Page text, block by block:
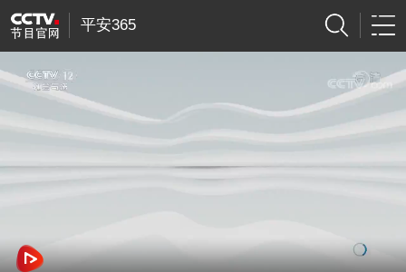
平安365